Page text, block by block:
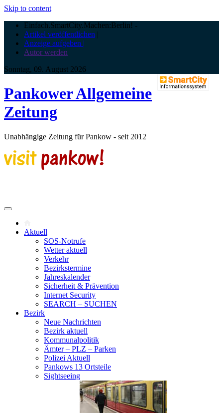
Skip to content
Einfach.SmartCity.Machen:Berlin! -
Artikel veröffentlichen |
Anzeige aufgeben |
Autor werden
Sonntag, 09. August 2026
Pankower Allgemeine
Zeitung
Unabhängige Zeitung für Pankow - seit 2012
Aktuell
SOS-Notrufe
Wetter aktuell
Verkehr
Bezirkstermine
Jahreskalender
Sicherheit & Prävention
Internet Security
SEARCH – SUCHEN
Bezirk
Neue Nachrichten
Bezirk aktuell
Kommunalpolitik
Ämter – PLZ – Parken
Polizei Aktuell
Pankows 13 Ortsteile
Sightseeing